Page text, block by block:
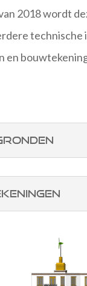
2018 wordt
technische
en